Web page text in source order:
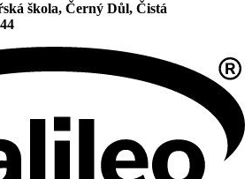
škola, Černý Důl, Čistá